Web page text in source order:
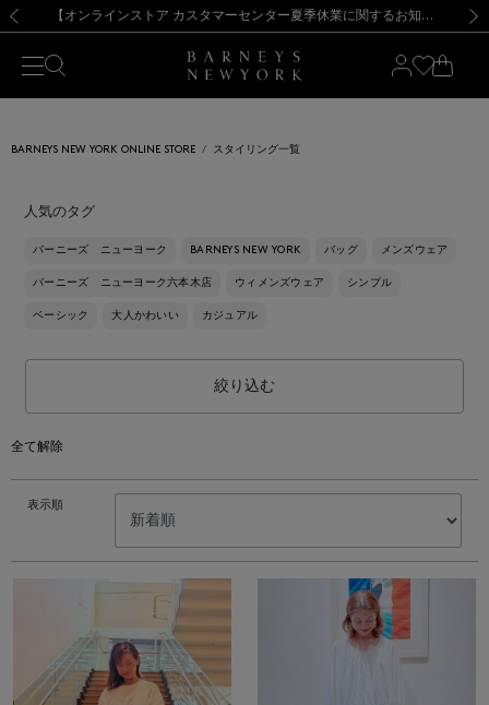
新規登録のお客様も対象！＜MY BARNEYS＞会員のお客様は11,000円（税込）以上のお買上げで常時送料無料！お買い物の際は会員登録を！
【夏季休業に伴う出荷一時停止のお知らせ】(2026.8.7) 【オンラインストア カスタマーセンター夏季休業に関するお知らせ】（2026.8.7）
【夏季休業に伴う返品・交換承り一時停止のお知らせ】（2026.8.5）
熊本県を中心とした地震の影響によるお荷物のお届けについて
【開催中】SUMMER SALEのご案内・ご注意事項 新規登録のお客様も対象！＜MY BARNEYS＞会員のお客様は11,000円（税込）以上のお買上げで常時送料無料！お買い物の際は会員登録を！
【夏季休業に伴う出荷一時停止のお知らせ】(2026.8.7)
BARNEYS NEW YORK ONLINE STORE スタイリング一覧
人気のタグ
バーニーズ ニューヨーク BARNEYS NEW YORK バッグ メンズウェア
バーニーズ ニューヨーク六本木店 ウィメンズウェア シンプル
ベーシック 大人かわいい カジュアル
絞り込む
全て解除
表示順